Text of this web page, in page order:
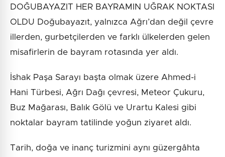
DOĞUBAYAZIT HER BAYRAMIN UĞRAK NOKTASI
OLDU Doğubayazıt, yalnızca Ağrı’dan değil çevre
illerden, gurbetçilerden ve farklı ülkelerden gelen
misafirlerin de bayram rotasında yer aldı.
İshak Paşa Sarayı başta olmak üzere Ahmed-i
Hani Türbesi, Ağrı Dağı çevresi, Meteor Çukuru,
Buz Mağarası, Balık Gölü ve Urartu Kalesi gibi
noktalar bayram tatilinde yoğun ziyaret aldı.
Tarih, doğa ve inanç turizmini aynı güzergâhta